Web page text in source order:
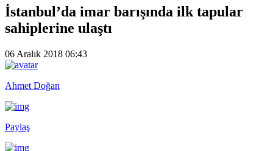
İstanbul’da imar barışında ilk tapular
sahiplerine ulaştı
06 Aralık 2018 06:43
Ahmet Doğan
Paylaş